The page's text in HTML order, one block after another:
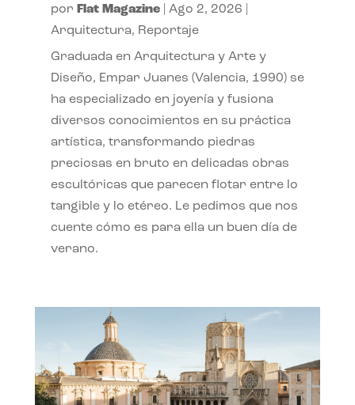
por Flat Magazine| Ago 2, 2026
Arquitectura, Reportaje
Graduada en Arquitectura y Arte y
Diseño, Empar Juanes (Valencia, 1990) se
ha especializado en joyería y fusiona
diversos conocimientos en su práctica
artística, transformando piedras
preciosas en bruto en delicadas obras
escultóricas que parecen flotar entre lo
tangible y lo etéreo. Le pedimos que nos
cuente cómo es para ella un buen día de
verano.